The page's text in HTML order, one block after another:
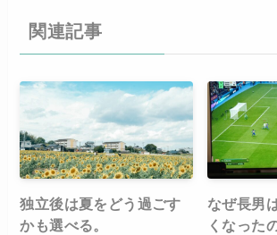
関連記事
独立後は夏をどう過ごす
かも選べる。
なぜ長男
くなった